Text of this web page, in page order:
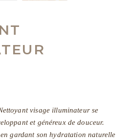
visage illuminateur se
et généreux de douceur.
gardant son hydratation naturelle